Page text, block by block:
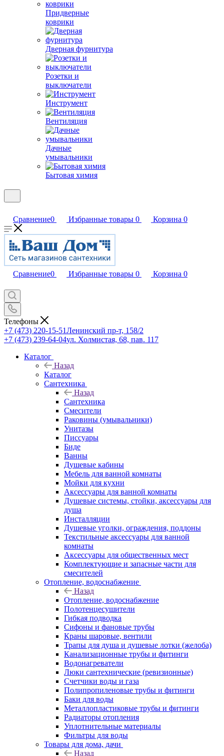
Придверные
коврики
Дверная фурнитура
Розетки и
выключатели
Инструмент
Вентиляция
Дачные
умывальники
Бытовая химия
Сравнение0 Избранные товары 0 Корзина 0
Сравнение0 Избранные товары 0 Корзина 0
Телефоны
+7 (473) 220-15-51Ленинский пр-т, 158/2
+7 (473) 239-64-04ул. Холмистая, 68, пав. 117
Каталог
Назад
Каталог
Сантехника
Назад
Сантехника
Смесители
Раковины (умывальники)
Унитазы
Писсуары
Биде
Ванны
Душевые кабины
Мебель для ванной комнаты
Мойки для кухни
Аксессуары для ванной комнаты
Душевые системы, стойки, аксессуары для
душа
Инсталляции
Душевые уголки, ограждения, поддоны
Текстильные аксессуары для ванной
комнаты
Аксессуары для общественных мест
Комплектующие и запасные части для
смесителей
Отопление, водоснабжение
Назад
Отопление, водоснабжение
Полотенцесушители
Гибкая подводка
Сифоны и фановые трубы
Краны шаровые, вентили
Трапы для душа и душевые лотки (желоба)
Канализационные трубы и фитинги
Водонагреватели
Люки сантехнические (ревизионные)
Счетчики воды и газа
Полипропиленовые трубы и фитинги
Баки для воды
Металлопластиковые трубы и фитинги
Радиаторы отопления
Уплотнительные материалы
Фильтры для воды
Товары для дома, дачи
Назад